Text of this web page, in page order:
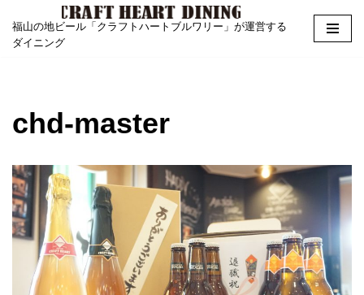
Skip
福山の地ビール「クラフトハートブルワリー」が運営する
ダイニング
chd-master